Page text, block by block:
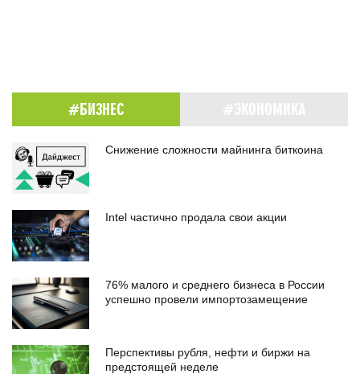
#БИЗНЕС
Снижение сложности майнинга биткоина
Intel частично продала свои акции
76% малого и среднего бизнеса в России
успешно провели импортозамещение
Перспективы рубля, нефти и биржи на
предстоящей неделе